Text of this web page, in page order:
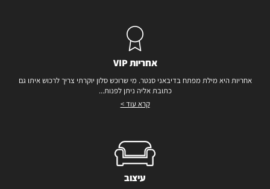
אחריות VIP
אחריות היא מילת מפתח בדיבאני סנטר. מי שרוכש סלון יוקרתי צריך לרכוש איתו גם
כתובת אליה ניתן לפנות...
קרא עוד >
עיצוב